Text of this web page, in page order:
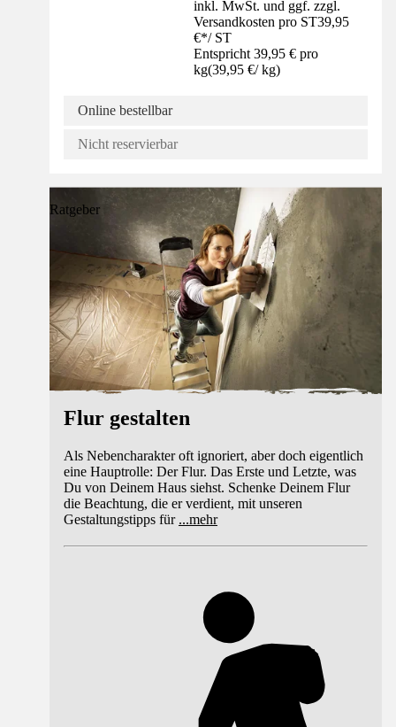
inkl. MwSt. und ggf. zzgl.
Versandkosten pro ST39,95
€*/ ST
Entspricht 39,95 € pro
kg(39,95 €/ kg)
Online bestellbar
Nicht reservierbar
Ratgeber
Flur gestalten
Als Nebencharakter oft ignoriert, aber doch eigentlich
eine Hauptrolle: Der Flur. Das Erste und Letzte, was
Du von Deinem Haus siehst. Schenke Deinem Flur
die Beachtung, die er verdient, mit unseren
Gestaltungstipps für ...mehr